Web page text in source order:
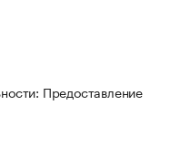
Предоставление